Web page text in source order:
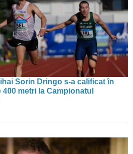
Sorin Dringo s-a calificat în
metri la Campionatul